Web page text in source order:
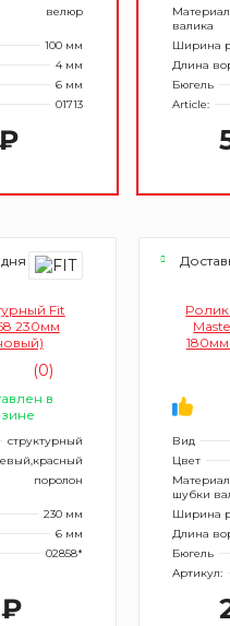
велюр
100 мм
4 мм
6 мм
01713
валика
Ширина
Длина
Бюгель
Article:
Fit
230мм
(0)
в
структурный
поролон
230 мм
6 мм
02858*
Вид
Цвет
Материал
шубки
Ширина
Длина
Бюгель
Артикул: